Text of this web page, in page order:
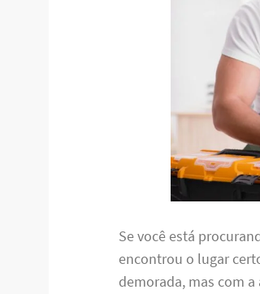
Se você está
encontrou o lugar
demorada, mas com